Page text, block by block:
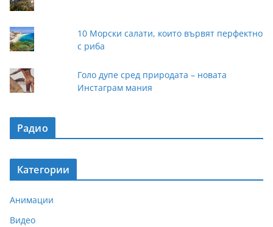
10 Морски салати, които вървят перфектно
с риба
Голо дупе сред природата – новата
Инстаграм мания
Радио
Категории
Анимации
Видео